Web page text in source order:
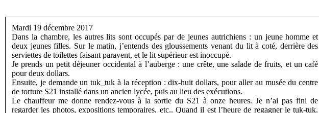
Mardi 19 décembre 2017
Dans la chambre, les autres lits sont occupés par de jeunes autrichiens : un jeune homme et
deux jeunes filles. Sur le matin, j’entends des gloussements venant du lit à coté, derrière des
serviettes de toilettes faisant paravent, et le lit supérieur est inoccupé.
Je prends un petit déjeuner occidental à l’auberge : une crête, une salade de fruits, et un café
pour deux dollars.
Ensuite, je demande un tuk_tuk à la réception : dix-huit dollars, pour aller au musée du centre
de torture S21 installé dans un ancien lycée, puis au lieu des exécutions.
Le chauffeur me donne rendez-vous à la sortie du S21 à onze heures. Je n’ai pas fini de
regarder les photos, expositions temporaires, etc.. Quand il est l’heure de regagner le tuk-tuk.